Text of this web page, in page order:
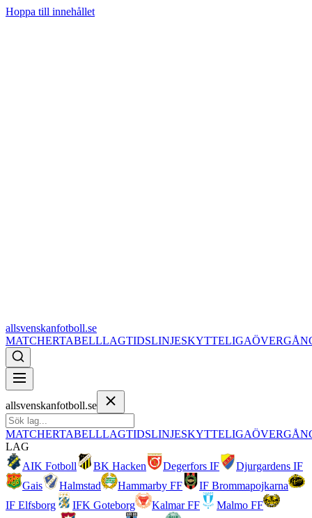
Hoppa till innehållet
allsvenskanfotboll.se
MATCHERTABELLLAGTIDSLINJESKYTTELIGA
allsvenskanfotboll.se
MATCHERTABELLLAGTIDSLINJESKYTTELIGA
LAG
AIK Fotboll
BK Hacken Degerfors IF
Djurgardens IF
Gais
Halmstad Hammarby FF
IF Brommapojkarna
IF Elfsborg
IFK Goteborg Kalmar FF
Malmo FF